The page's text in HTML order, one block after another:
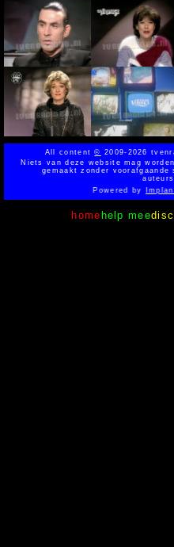
All content© 2009-2026
Niets van deze website mag
gemaakt zonder
Powered by
home help mee